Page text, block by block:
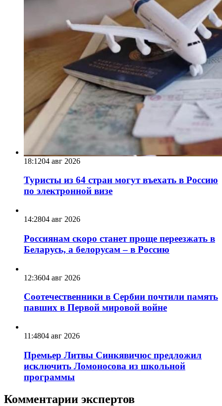
18:1204 авг 2026
Туристы из 64 стран могут въехать в Россию
по электронной визе
14:2804 авг 2026
Россиянам скоро станет проще переезжать в
Беларусь, а белорусам – в Россию
12:3604 авг 2026
Соотечественники в Сербии почтили память
павших в Первой мировой войне
11:4804 авг 2026
Премьер Литвы Синкявичюс предложил
исключить Ломоносова из школьной
программы
Комментарии экспертов